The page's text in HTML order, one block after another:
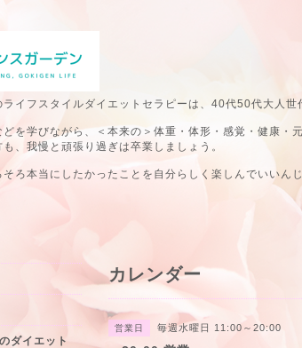
イフスタイルダイエットセラピーは、40代50代大人世
を学びながら、＜本来の＞体重・体形・感覚・健康・
、我慢と頑張り過ぎは卒業しましょう。
ろ本当にしたかったことを自分らしく楽しんでいい
カレンダー
営業日 毎週水曜日 11:00～20:00
ダイエット